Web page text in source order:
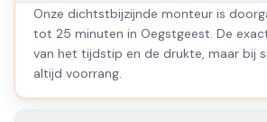
Onze dichtstbijzijnde monteur is
tot 25 minuten in Oegstgeest. De
van het tijdstip en de drukte, maar bij
altijd voorrang.